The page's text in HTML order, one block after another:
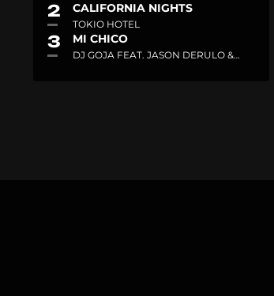
2 CALIFORNIA NIGHTS
TOKIO HOTEL
3 MI CHICO
DJ GOJA FEAT. JASON DERULO &